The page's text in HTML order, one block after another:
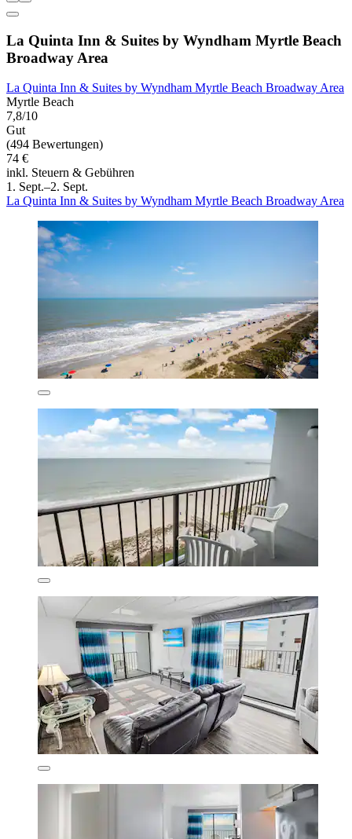
La Quinta Inn & Suites by Wyndham Myrtle Beach
Broadway Area
La Quinta Inn & Suites by Wyndham Myrtle Beach Broadway Area
Myrtle Beach
7,8/10
Gut
(494 Bewertungen)
74 €
inkl. Steuern & Gebühren
1. Sept.–2. Sept.
La Quinta Inn & Suites by Wyndham Myrtle Beach Broadway Area